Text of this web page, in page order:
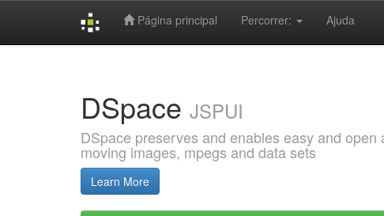
Página principal Percorrer: Ajuda
DSpace JSPUI
DSpace preserves and enables easy and
moving images, mpegs and data sets
Learn More